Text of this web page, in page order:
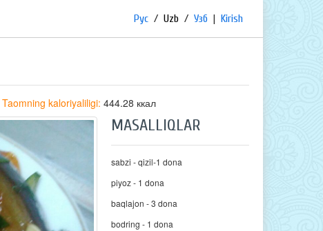
Рус / Uzb / Узб | Kirish
Taomning kaloriyaliligi: 444.28 ккал
MASALLIQLAR
sabzi - qizil-1 dona
piyoz - 1 dona
baqlajon - 3 dona
bodring - 1 dona